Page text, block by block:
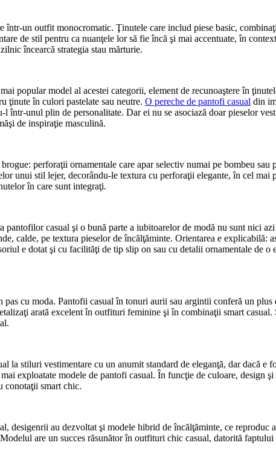
un outfit monocromatic. Ţinutele care includ piese basic,
de stil pentru ca nuanţele lor să fie încă şi mai accentuate, în
încearcă strategia stau mărturie.
popular model al acestei categorii, element de recunoaştere în
ţinute în culori pastelate sau neutre. O pereche de pantofi casual din
într-unul plin de personalitate. Dar ei nu se asociază doar pieselor
de inspiraţie masculină.
perforaţii ornamentale care apar selectiv numai pe bombeu sau
unui stil lejer, decorându-le textura cu perforaţii elegante, în cel mai
în care sunt integraţi.
pantofilor casual şi o bună parte a iubitoarelor de modă nu sunt nici
calde, pe textura pieselor de încălţăminte. Orientarea e explicabilă:
e dotat şi cu facilităţi de tip slip on sau cu detalii ornamentale de
cu moda. Pantofii casual în tonuri aurii sau argintii conferă un
arată excelent în outfituri feminine şi în combinaţii smart
la stiluri vestimentare cu un anumit standard de eleganţă, dar dacă e
exploatate modele de pantofi casual. În funcţie de culoare, design
conotaţii smart chic.
desigenrii au dezvoltat şi modele hibrid de încălţăminte, ce
are un succes răsunător în outfituri chic casual, datorită